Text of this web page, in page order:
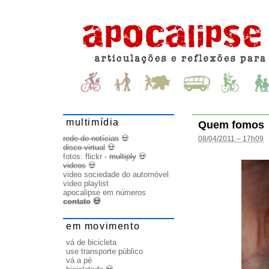
Quem fomos
08/04/2011 – 17h09
multimídia
rede de notícias 💀
disco virtual 💀
fotos: flickr - multiply 💀
videos 💀
video sociedade do automóvel
video playlist
apocalipse em números
contato 💀
em movimento
vá de bicicleta
use transporte público
vá a pé